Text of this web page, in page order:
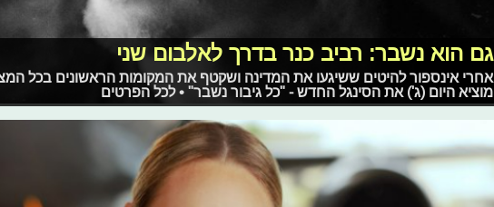
גם הוא נשבר: רביב כנר בדרך לאלבום שני
אחרי אינספור להיטים ששיגעו את המדינה ושקטף את המקומות הראשונים בכל
מוציא היום (ג') את הסינגל החדש - "כל גיבור נשבר" • לכל הפרטים